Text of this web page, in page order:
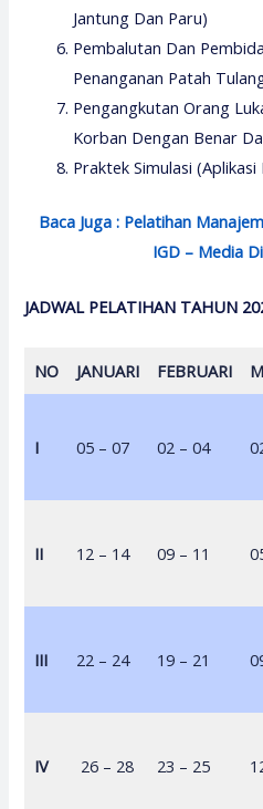
Jantung Dan Paru)
Pembalutan Dan
Penanganan Patah
Pengangkutan Orang
Korban Dengan Benar
Praktek Simulasi
Baca Juga : Pelatihan
IGD – Media
JADWAL PELATIHAN TAHUN
NO JANUARI FEBRUARI
I 05 – 07 02 – 04
II 12 – 14 09 – 11
III 22 – 24 19 – 21
IV 26 – 28 23 – 25